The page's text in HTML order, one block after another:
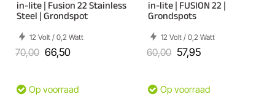
in-lite | Fusion 22 Stainless
Steel | Grondspot
12 Volt / 0,2 Watt
70,00 66,50
Op voorraad
in-lite | FUSION 22 |
Grondspots
12 Volt / 0,2 Watt
60,00 57,95
Op voorraad